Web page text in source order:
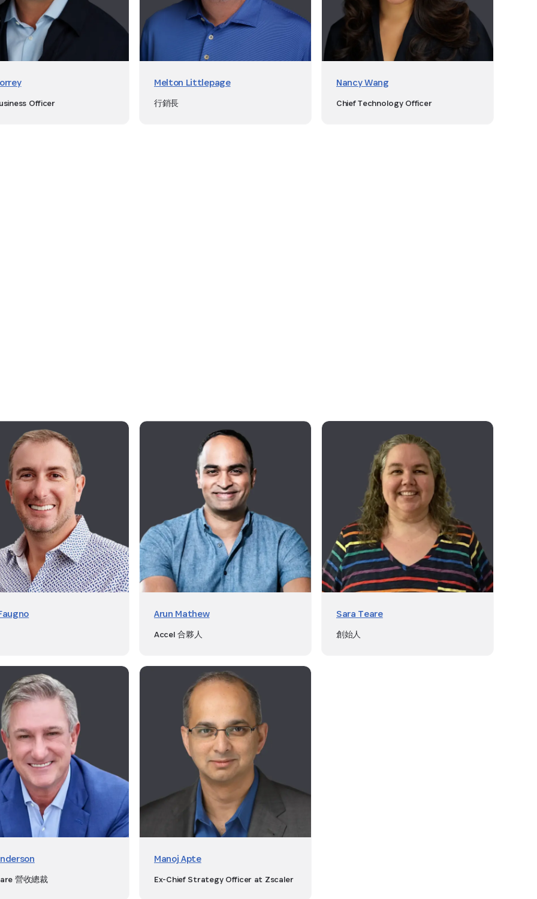
Officer
Melton Littlepage
行銷長
Nancy Wang
Chief Technology Officer
Arun Mathew
Accel 合夥人
Sara Teare
創始人
營收總裁
Manoj Apte
Ex-Chief Strategy Officer at Zscaler